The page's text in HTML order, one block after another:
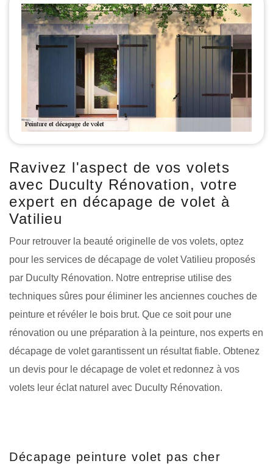
Ravivez l'aspect de vos volets
avec Duculty Rénovation, votre
expert en décapage de volet à
Vatilieu
Pour retrouver la beauté originelle de vos volets, optez
pour les services de décapage de volet Vatilieu proposés
par Duculty Rénovation. Notre entreprise utilise des
techniques sûres pour éliminer les anciennes couches de
peinture et révéler le bois brut. Que ce soit pour une
rénovation ou une préparation à la peinture, nos experts en
décapage de volet garantissent un résultat fiable. Obtenez
un devis pour le décapage de volet et redonnez à vos
volets leur éclat naturel avec Duculty Rénovation.
Décapage peinture volet pas cher